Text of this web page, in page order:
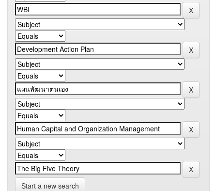
Start a new search